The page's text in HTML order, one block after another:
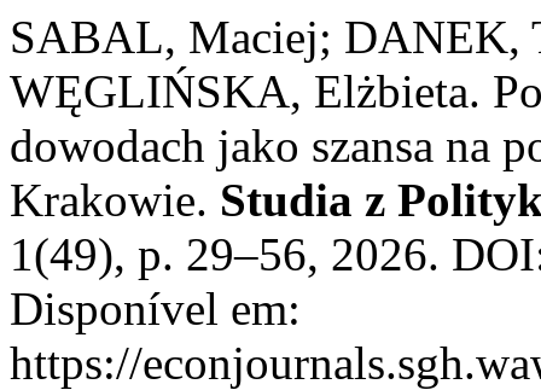
SABAL, Maciej; DANEK,
WĘGLIŃSKA, Elżbieta.
dowodach jako szansa na
Krakowie. Studia z
1(49), p. 29–56, 2026.
Disponível em:
https://